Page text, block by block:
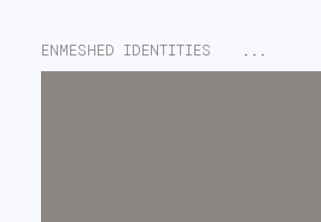
ENMESHED IDENTITIES